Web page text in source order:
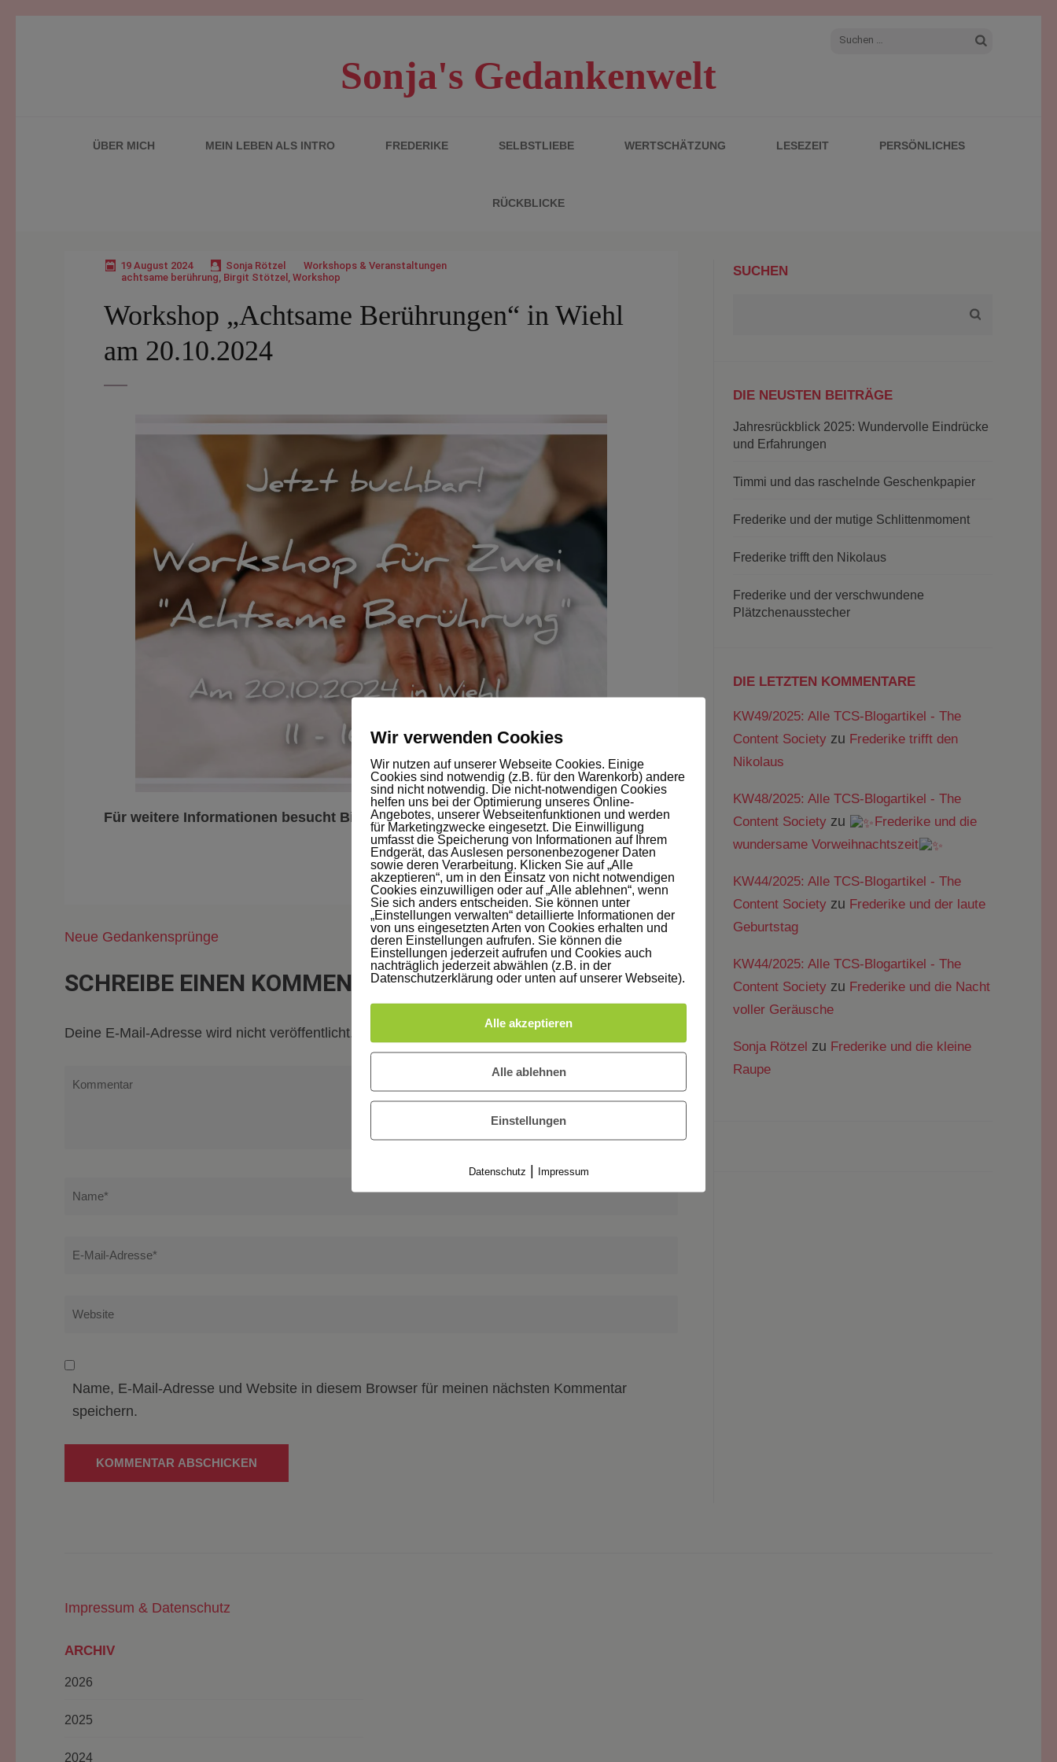
Suchen
Sonja's Gedankenwelt
ÜBER MICH MEIN LEBEN ALS INTRO FREDERIKE SELBSTLIEBE WERTSCHÄTZUNG LESEZEIT PERSÖNLICHES
RÜCKBLICKE
19 August 2024 Sonja Rötzel
Workshops & Veranstaltungen
achtsame berührung, Birgit Stötzel , Workshop
Workshop „Achtsame Berührungen“ in Wiehl
am 20.10.2024
Für weitere Informationen besucht Birgit Stötzel unterhttps://tiefeberuehrung.de
Beitragsnavigation
Neue Gedankensprünge Schon mal darüber nachgedacht?
SCHREIBE EINEN KOMMENTAR
Deine E-Mail-Adresse wird nicht veröffentlicht. Erforderliche Felder sind mit*markiert
Name, E-Mail-Adresse und Website in diesem Browser für meinen nächsten Kommentar
speichern.
SUCHEN
DIE NEUSTEN BEITRÄGE
Jahresrückblick 2025: Wundervolle Eindrücke
und Erfahrungen
Timmi und das raschelnde Geschenkpapier
Frederike und der mutige Schlittenmoment
Frederike trifft den Nikolaus
Frederike und der verschwundene
Plätzchenausstecher
DIE LETZTEN KOMMENTARE
KW49/2025: Alle TCS-Blogartikel - The
Content Society zu Frederike trifft den
Nikolaus
KW48/2025: Alle TCS-Blogartikel - The
Content Society zu
Frederike und die
wundersame Vorweihnachtszeit
KW44/2025: Alle TCS-Blogartikel - The
Content Society zu Frederike und der laute
Geburtstag
KW44/2025: Alle TCS-Blogartikel - The
Content Society zu Frederike und die Nacht
voller Geräusche
Sonja Rötzel zu Frederike und die kleine
Raupe
Impressum & Datenschutz
ARCHIV
2026
2025
2024
Wir verwenden Cookies
Wir nutzen auf unserer Webseite Cookies. Einige
Cookies sind notwendig (z.B. für den Warenkorb) andere
sind nicht notwendig. Die nicht-notwendigen Cookies
helfen uns bei der Optimierung unseres Online-
Angebotes, unserer Webseitenfunktionen und werden
für Marketingzwecke eingesetzt. Die Einwilligung
umfasst die Speicherung von Informationen auf Ihrem
Endgerät, das Auslesen personenbezogener Daten
sowie deren Verarbeitung. Klicken Sie auf „Alle
akzeptieren“, um in den Einsatz von nicht notwendigen
Cookies einzuwilligen oder auf „Alle ablehnen“, wenn
Sie sich anders entscheiden. Sie können unter
„Einstellungen verwalten“ detaillierte Informationen der
von uns eingesetzten Arten von Cookies erhalten und
deren Einstellungen aufrufen. Sie können die
Einstellungen jederzeit aufrufen und Cookies auch
nachträglich jederzeit abwählen (z.B. in der
Datenschutzerklärung oder unten auf unserer Webseite).
Alle akzeptieren
Alle ablehnen
Einstellungen
Datenschutz | Impressum